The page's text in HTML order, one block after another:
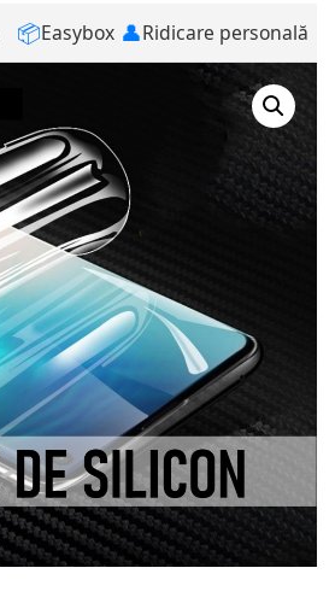
📦Easybox 👤Ridicare personală